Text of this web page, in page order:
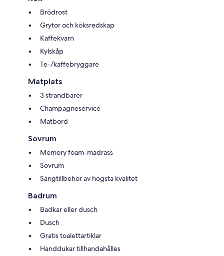
Brödrost
Grytor och köksredskap
Kaffekvarn
Kylskåp
Te-/kaffebryggare
Matplats
3 strandbarer
Champagneservice
Matbord
Sovrum
Memory foam-madrass
Sovrum
Sängtillbehör av högsta kvalitet
Badrum
Badkar eller dusch
Dusch
Gratis toalettartiklar
Handdukar tillhandahålles